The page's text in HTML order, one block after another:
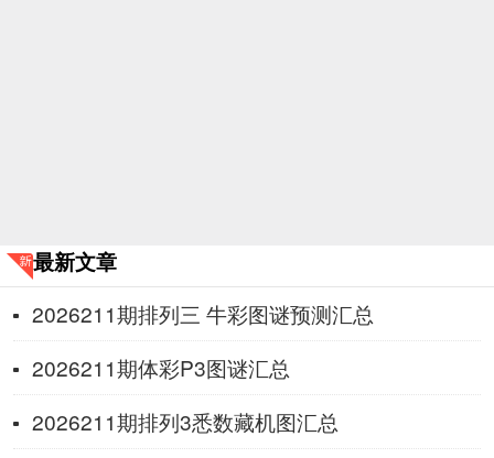
最新文章
2026211期排列三 牛彩图谜预测汇总
2026211期体彩P3图谜汇总
2026211期排列3悉数藏机图汇总